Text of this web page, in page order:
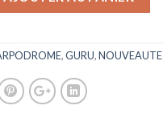
,GURU,NOUVEAUTE